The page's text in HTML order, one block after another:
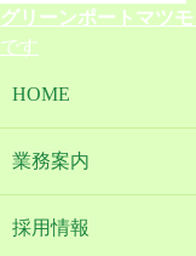
グリーンポートマツモ
です
HOME
業務案内
採用情報